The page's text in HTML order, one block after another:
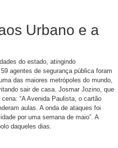
Urbano e a
do estado, atingindo
agentes de segurança pública foram
das maiores metrópoles do mundo,
sair de casa. Josmar Jozino, que
“A Avenida Paulista, o cartão
aulas. A onda de ataques foi
por uma semana de maio”. A
daqueles dias.